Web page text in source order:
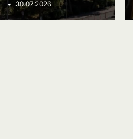
30.07.2026